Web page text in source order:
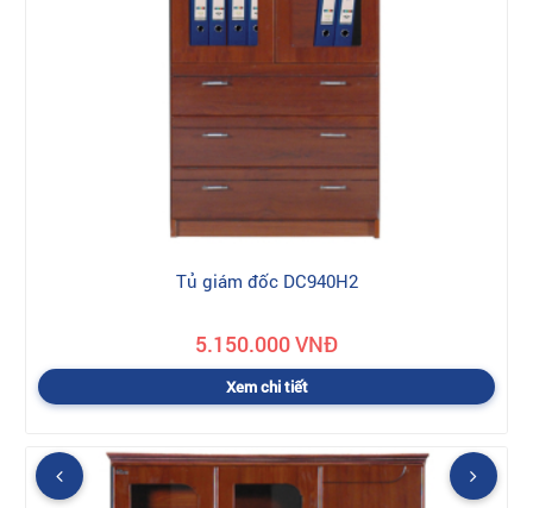
Tủ giám đốc DC940H2
5.150.000 VNĐ
Xem chi tiết